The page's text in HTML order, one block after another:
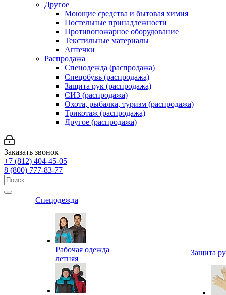
Другое
Моющие средства и бытовая химия
Постельные принадлежности
Противопожарное оборудование
Текстильные материалы
Аптечки
Распродажа
Спецодежда (распродажа)
Спецобувь (распродажа)
Защита рук (распродажа)
СИЗ (распродажа)
Охота, рыбалка, туризм (распродажа)
Трикотаж (распродажа)
Другое (распродажа)
Заказать звонок
+7 (812) 404-45-05
8 (800) 777-83-77
Спецодежда
Рабочая одежда
летняя
Защита